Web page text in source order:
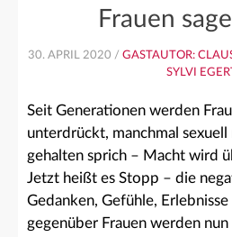
Frauen
30. APRIL 2020 / GASTAUTOR:
SYLVI
Seit Generationen werden
unterdrückt, manchmal
gehalten sprich – Macht wird
Jetzt heißt es Stopp – die
Gedanken, Gefühle, Erlebnisse
gegenüber Frauen werden